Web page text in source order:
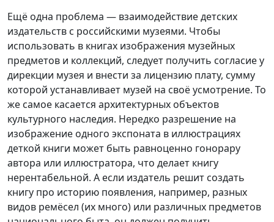
Ещё одна проблема — взаимодействие детских
издательств с российскими музеями. Чтобы
использовать в книгах изображения музейных
предметов и коллекций, следует получить согласие у
дирекции музея и внести за лицензию плату, сумму
которой устанавливает музей на своё усмотрение. То
же самое касается архитектурных объектов
культурного наследия. Нередко разрешение на
изображение одного экспоната в иллюстрациях
деткой книги может быть равноценно гонорару
автора или иллюстратора, что делает книгу
нерентабельной. А если издатель решит создать
книгу про историю появления, например, разных
видов ремёсел (их много) или различных предметов